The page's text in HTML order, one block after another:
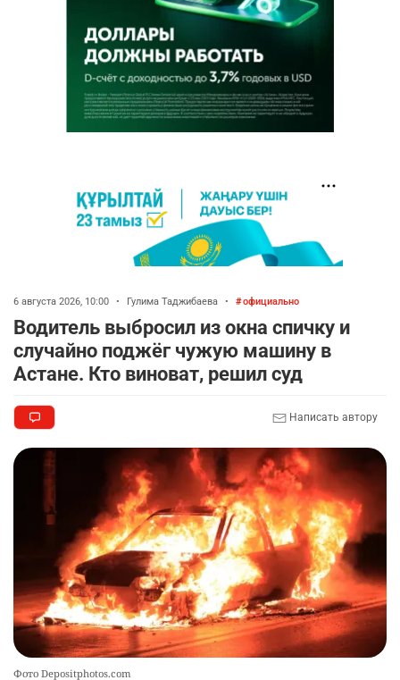
6 августа 2026, 10:00 • Гулима Таджибаева • официально
Водитель выбросил из окна спичку и
случайно поджёг чужую машину в
Астане. Кто виноват, решил суд
Написать автору
Фото Depositphotos.com